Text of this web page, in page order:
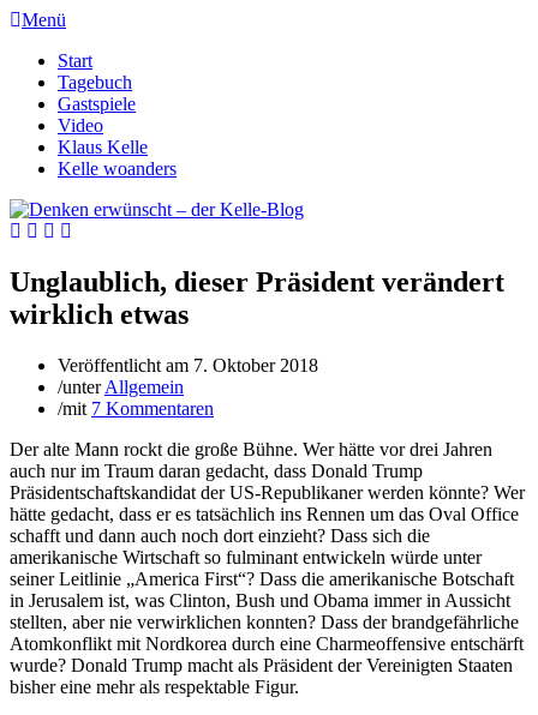
Menü
Start
Tagebuch
Gastspiele
Video
Klaus Kelle
Kelle woanders
Unglaublich, dieser Präsident verändert
wirklich etwas
Veröffentlicht am 7. Oktober 2018
/unterAllgemein
/mit 7 Kommentaren
Der alte Mann rockt die große Bühne. Wer hätte vor drei Jahren
auch nur im Traum daran gedacht, dass Donald Trump
Präsidentschaftskandidat der US-Republikaner werden könnte? Wer
hätte gedacht, dass er es tatsächlich ins Rennen um das Oval Office
schafft und dann auch noch dort einzieht? Dass sich die
amerikanische Wirtschaft so fulminant entwickeln würde unter
seiner Leitlinie „America First“? Dass die amerikanische Botschaft
in Jerusalem ist, was Clinton, Bush und Obama immer in Aussicht
stellten, aber nie verwirklichen konnten? Dass der brandgefährliche
Atomkonflikt mit Nordkorea durch eine Charmeoffensive entschärft
wurde? Donald Trump macht als Präsident der Vereinigten Staaten
bisher eine mehr als respektable Figur.